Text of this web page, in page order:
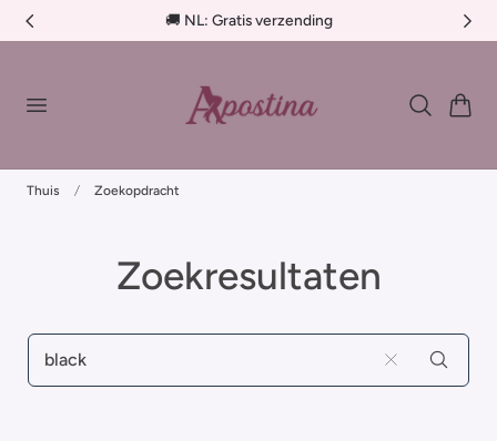
de inhoud
🚚 BE €4,95 - Gratis verzending > €75
…
Thuis Zoekopdracht
Zoekresultaten
ZOEKOPDRACHT